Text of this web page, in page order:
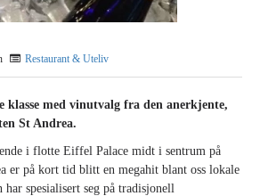
Restaurant & Uteliv
klasse med vinutvalg fra den anerkjente,
St Andrea.
i flotte Eiffel Palace midt i sentrum på
er på kort tid blitt en megahit blant oss lokale
har spesialisert seg på tradisjonell